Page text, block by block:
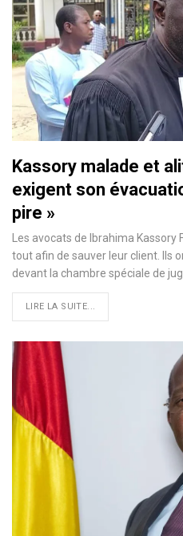
Kassory malade et
exigent son
pire »
Les avocats de Ibrahima
tout afin de sauver leur client. Ils
devant la chambre spéciale de
LIRE LA SUITE...